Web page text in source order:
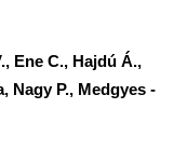
Ene C., Hajdú Á.,
Nagy P., Medgyes -